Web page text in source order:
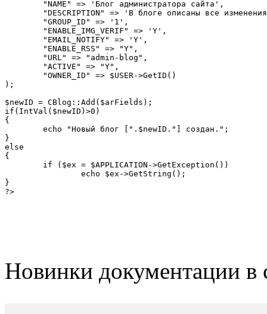
);
$newID = CBlog::Add($arFields);
if(IntVal($newID)>0)
{
}
else
{
}
?>
Новинки документации в